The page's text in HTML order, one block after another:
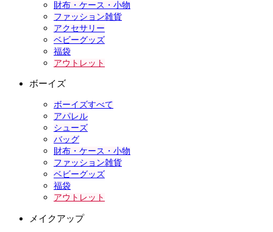
財布・ケース・小物
ファッション雑貨
アクセサリー
ベビーグッズ
福袋
アウトレット
ボーイズ
ボーイズすべて
アパレル
シューズ
バッグ
財布・ケース・小物
ファッション雑貨
ベビーグッズ
福袋
アウトレット
メイクアップ